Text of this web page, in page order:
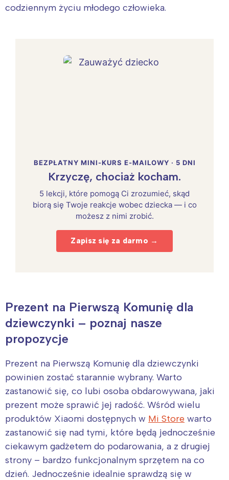
codziennym życiu młodego człowieka.
BEZPŁATNY MINI-KURS E-MAILOWY · 5 DNI
Krzyczę, chociaż kocham.
5 lekcji, które pomogą Ci zrozumieć, skąd
biorą się Twoje reakcje wobec dziecka — i co
możesz z nimi zrobić.
Zapisz się za darmo →
Prezent na Pierwszą Komunię dla
dziewczynki – poznaj nasze
propozycje
Prezent na Pierwszą Komunię dla dziewczynki
powinien zostać starannie wybrany. Warto
zastanowić się, co lubi osoba obdarowywana, jaki
prezent może sprawić jej radość. Wśród wielu
produktów Xiaomi dostępnych w Mi Store warto
zastanowić się nad tymi, które będą jednocześnie
ciekawym gadżetem do podarowania, a z drugiej
strony – bardzo funkcjonalnym sprzętem na co
dzień. Jednocześnie idealnie sprawdzą się w